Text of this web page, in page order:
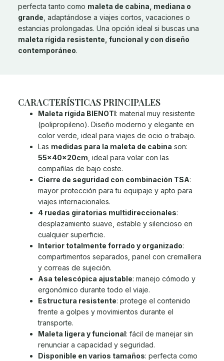
perfecta tanto como maleta de cabina, mediana o
grande , adaptándose a viajes cortos, vacaciones o
estancias prolongadas. Una opción ideal si buscas una
maleta rígida resistente, funcional y con diseño
contemporáneo.
CARACTERÍSTICAS PRINCIPALES
Maleta rígida BIENOTI: material muy resistente
(polipropileno). Diseño moderno y elegante en
color verde, ideal para viajes de ocio o trabajo.
Las medidas para la maleta de cabina son:
55x40x20cm, ideal para volar con las
compañías de bajo coste.
Cierre de seguridad con combinación TSA:
mayor protección para tu equipaje y apto para
viajes internacionales.
4 ruedas giratorias multidireccionales:
desplazamiento suave, estable y silencioso en
cualquier superficie.
Interior totalmente forrado y organizado:
compartimentos separados, panel con cremallera
y correas de sujeción.
Asa telescópica ajustable: manejo cómodo y
ergonómico durante todo el viaje.
Estructura resistente: protege el contenido
frente a golpes y movimientos durante el
transporte.
Maleta ligera y funcional: fácil de manejar sin
renunciar a capacidad y seguridad.
Disponible en varios tamaños: perfecta como